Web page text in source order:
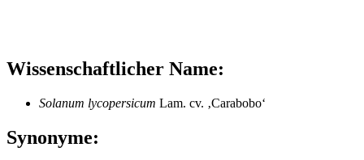
Wissenschaftlicher Name:
Solanum lycopersicum Lam. cv. ‚Carabobo‘
Synonyme: